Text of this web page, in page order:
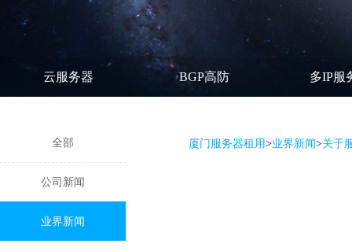
云服务器 BGP高防 多IP服
全部
公司新闻
业界新闻
厦门服务器租用>业界新闻>关于